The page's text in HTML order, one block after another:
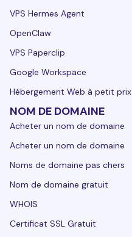
VPS Hermes Agent
OpenClaw
VPS Paperclip
Google Workspace
Hébergement Web à petit prix
NOM DE DOMAINE
Acheter un nom de domaine
Acheter un nom de domaine
Noms de domaine pas chers
Nom de domaine gratuit
WHOIS
Certificat SSL Gratuit